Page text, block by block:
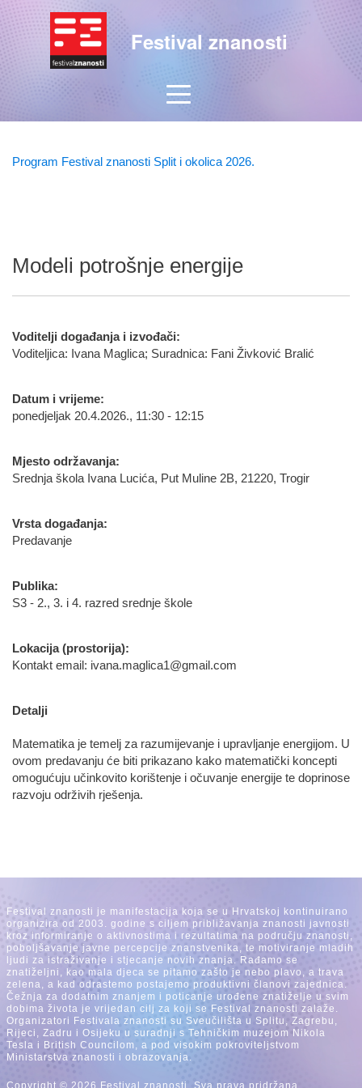
Festival znanosti
Program Festival znanosti Split i okolica 2026.
Modeli potrošnje energije
Voditelji događanja i izvođači:
Voditeljica: Ivana Maglica; Suradnica: Fani Živković Bralić
Datum i vrijeme:
ponedjeljak 20.4.2026., 11:30 - 12:15
Mjesto održavanja:
Srednja škola Ivana Lucića, Put Muline 2B, 21220, Trogir
Vrsta događanja:
Predavanje
Publika:
S3 - 2., 3. i 4. razred srednje škole
Lokacija (prostorija):
Kontakt email: ivana.maglica1@gmail.com
Detalji
Matematika je temelj za razumijevanje i upravljanje energijom. U
ovom predavanju će biti prikazano kako matematički koncepti
omogućuju učinkovito korištenje i očuvanje energije te doprinose
razvoju održivih rješenja.
Festival znanosti je manifestacija koja se u Hrvatskoj kontinuirano
organizira od 2003. godine s ciljem približavanja znanosti javnosti
kroz informiranje o aktivnostima i rezultatima na području znanosti,
poboljšavanje javne percepcije znanstvenika, te motiviranje mladih
ljudi za istraživanje i stjecanje novih znanja. Rađamo se
znatiželjni, kao mala djeca se pitamo zašto je nebo plavo, a trava
zelena, a kad odrastemo postajemo produktivni članovi zajednica.
Čežnja za dodatnim znanjem i poticanje urođene znatiželje u svim
dobima života je vrijedan cilj za koji se Festival znanosti zalaže.
Organizatori Festivala znanosti su Sveučilišta u Splitu, Zagrebu,
Rijeci, Zadru i Osijeku u suradnji s Tehničkim muzejom Nikola
Tesla i British Councilom, a pod visokim pokroviteljstvom
Ministarstva znanosti i obrazovanja.
Copyright © 2026 Festival znanosti, Sva prava pridržana